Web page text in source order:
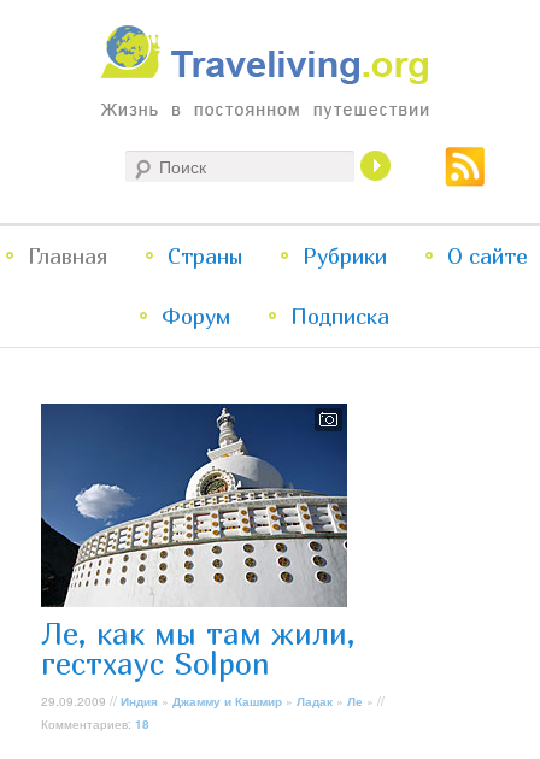
Traveliving
Жизнь в постоянном путешествии
меню
Перейти
к
содержимому
Перейти
к
содержимому
Главная Страны Рубрики О сайте
Форум Подписка
Ле, как мы там жили,
гестхаус Solpon
29.09.2009 //Индия » Джамму и Кашмир »Ладак »Ле » //
Комментариев:18